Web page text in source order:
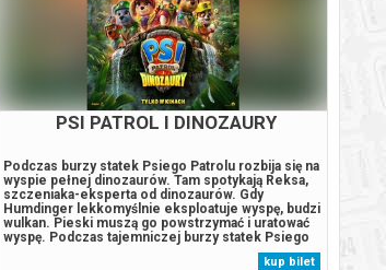
PSI PATROL I DINOZAURY
Podczas burzy statek Psiego Patrolu rozbija się na
wyspie pełnej dinozaurów. Tam spotykają Reksa,
szczeniaka-eksperta od dinozaurów. Gdy
Humdinger lekkomyślnie eksploatuje wyspę, budzi
wulkan. Pieski muszą go powstrzymać i uratować
wyspę. Podczas tajemniczej burzy statek Psiego
Patrolu rozbija się na pełnej dinozaurów tropikalnej
wyspie. Bohaterowie spotykają tam Reksa,kup bilet